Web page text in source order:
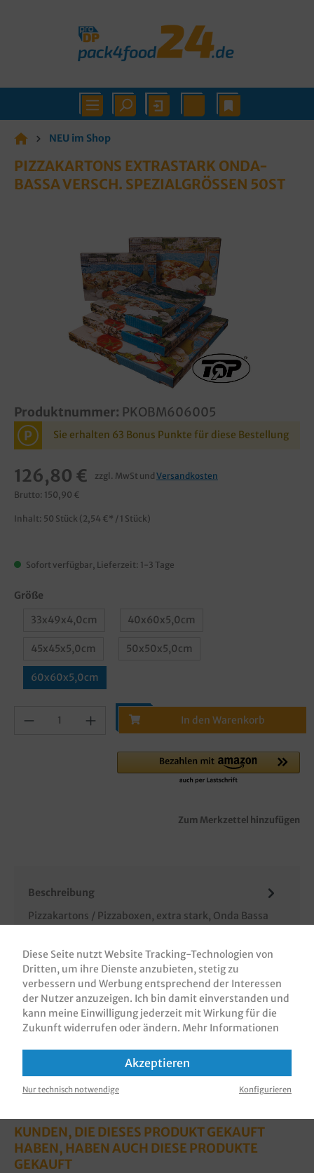
NEU im Shop
PIZZAKARTONS EXTRASTARK ONDA-
BASSA VERSCH. SPEZIALGRÖSSEN 50ST
Produktnummer: PKOBM606005
P Sie erhalten 63 Bonus Punkte für diese Bestellung
126,80 € zzgl. MwSt und Versandkosten
Brutto: 150,90 €
Inhalt: 50 Stück (2,54 €* / 1 Stück)
Sofort verfügbar, Lieferzeit: 1-3 Tage
Größe
33x49x4,0cm
40x60x5,0cm
45x45x5,0cm 50x50x5,0cm
60x60x5,0cm
In den Warenkorb
Zum Merkzettel hinzufügen
Beschreibung
Pizzakartons / Pizzaboxen, extra stark, Onda Bassa
Bewertungen
Informationen zur Produktsicherheit
KUNDEN, DIE DIESES PRODUKT GEKAUFT
HABEN, HABEN AUCH DIESE PRODUKTE
GEKAUFT
Diese Seite nutzt Website Tracking-Technologien von
Dritten, um ihre Dienste anzubieten, stetig zu
verbessern und Werbung entsprechend der Interessen
der Nutzer anzuzeigen. Ich bin damit einverstanden und
kann meine Einwilligung jederzeit mit Wirkung für die
Zukunft widerrufen oder ändern. Mehr Informationen
Akzeptieren
Nur technisch notwendige Konfigurieren